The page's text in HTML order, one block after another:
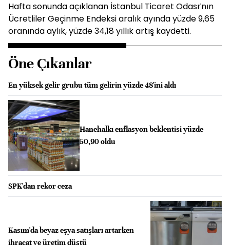
Hafta sonunda açıklanan İstanbul Ticaret Odası’nın
Ücretliler Geçinme Endeksi aralık ayında yüzde 9,65
oranında aylık, yüzde 34,18 yıllık artış kaydetti.
Öne Çıkanlar
En yüksek gelir grubu tüm gelirin yüzde 48'ini aldı
Hanehalkı enflasyon beklentisi yüzde
50,90 oldu
SPK'dan rekor ceza
Kasım'da beyaz eşya satışları artarken
ihracat ve üretim düştü